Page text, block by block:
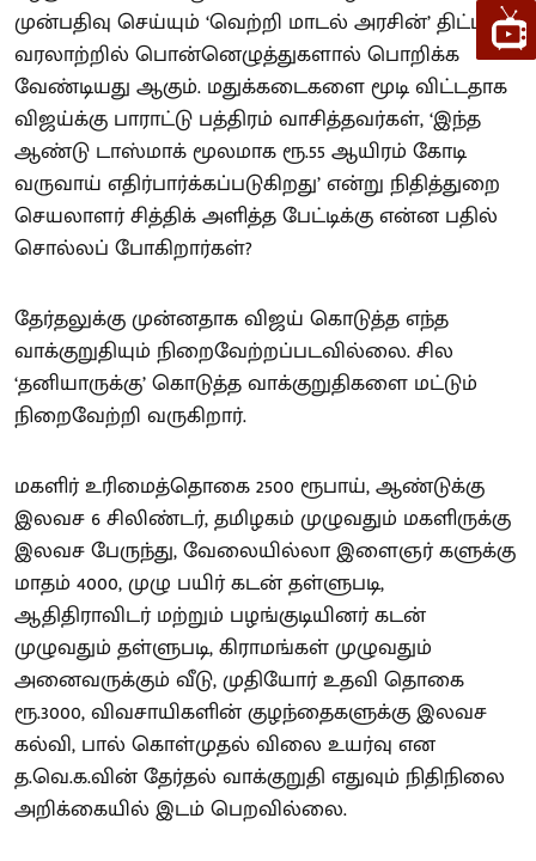
முன்பதிவு செய்யும் ‘வெற்றி மாடல் அரசின்’ திட்டம்
வரலாற்றில் பொன்னெழுத்துகளால் பொறிக்க
வேண்டியது ஆகும். மதுக்கடைகளை மூடி விட்டதாக
விஜய்க்கு பாராட்டு பத்திரம் வாசித்தவர்கள், ‘இந்த
ஆண்டு டாஸ்மாக் மூலமாக ரூ.55 ஆயிரம் கோடி
வருவாய் எதிர்பார்க்கப்படுகிறது’ என்று நிதித்துறை
செயலாளர் சித்திக் அளித்த பேட்டிக்கு என்ன பதில்
சொல்லப் போகிறார்கள்?
தேர்தலுக்கு முன்னதாக விஜய் கொடுத்த எந்த
வாக்குறுதியும் நிறைவேற்றப்படவில்லை. சில
‘தனியாருக்கு’ கொடுத்த வாக்குறுதிகளை மட்டும்
நிறைவேற்றி வருகிறார்.
மகளிர் உரிமைத்தொகை 2500 ரூபாய், ஆண்டுக்கு
இலவச 6 சிலிண்டர், தமிழகம் முழுவதும் மகளிருக்கு
இலவச பேருந்து, வேலையில்லா இளைஞர் களுக்கு
மாதம் 4000, முழு பயிர் கடன் தள்ளுபடி,
ஆதிதிராவிடர் மற்றும் பழங்குடியினர் கடன்
முழுவதும் தள்ளுபடி, கிராமங்கள் முழுவதும்
அனைவருக்கும் வீடு, முதியோர் உதவி தொகை
ரூ.3000, விவசாயிகளின் குழந்தைகளுக்கு இலவச
கல்வி, பால் கொள்முதல் விலை உயர்வு என
த.வெ.க.வின் தேர்தல் வாக்குறுதி எதுவும் நிதிநிலை
அறிக்கையில் இடம் பெறவில்லை.